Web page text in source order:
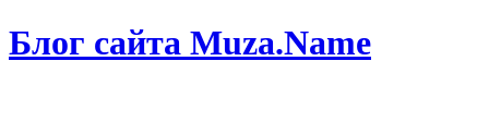
Блог сайта Muza.Name